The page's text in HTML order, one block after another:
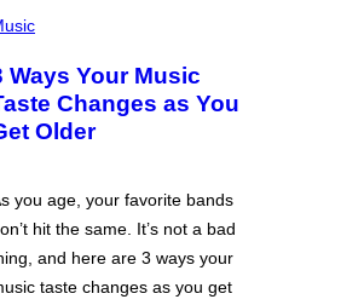
Ways Your Music
Changes as You
Older
you age, your favorite bands
hit the same. It’s not a bad
and here are 3 ways your
taste changes as you get